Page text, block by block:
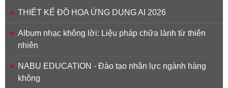
THIẾT KẾ ĐỒ HỌA ỨNG DỤNG AI 2026
Album nhạc không lời: Liệu pháp chữa lành từ thiên
nhiên
NABU EDUCATION - Đào tạo nhân lực ngành hàng
không